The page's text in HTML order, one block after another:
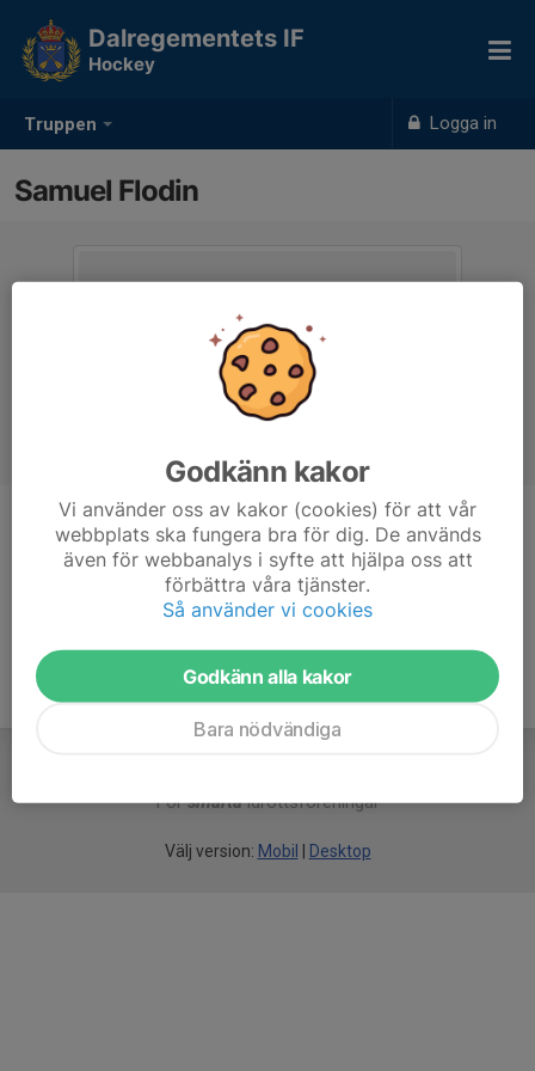
Truppen Logga in
Dalregementets IF
Hockey
Samuel Flodin
Position
-
Ålder
27 år
Försmartaidrottsföreningar
Välj version: Mobil Desktop
Godkänn kakor
Vi använder oss av kakor (cookies) för att vår
webbplats ska fungera bra för dig. De används
även för webbanalys i syfte att hjälpa oss att
förbättra våra tjänster.
Så använder vi cookies
Godkänn alla kakor
Bara nödvändiga